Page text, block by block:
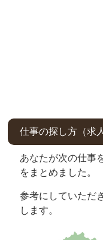
仕事の探し方（求
あなたが次の仕事
をまとめました。
参考にしていただ
します。